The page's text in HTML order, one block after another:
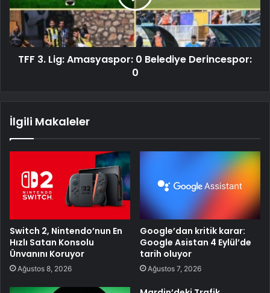
TFF 3. Lig: Amasyaspor: 0 Belediye Derincespor:
0
İlgili Makaleler
Switch 2, Nintendo’nun En
Hızlı Satan Konsolu
Ünvanını Koruyor
Ağustos 8, 2026
Google’dan kritik karar:
Google Asistan 4 Eylül’de
tarih oluyor
Ağustos 7, 2026